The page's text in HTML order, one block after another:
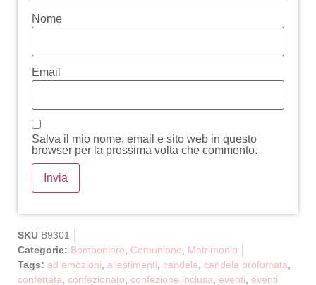
Nome
Email
Salva il mio nome, email e sito web in questo
browser per la prossima volta che commento.
SKU B9301
Categorie: Bomboniere, Comunione, Matrimonio
Tags: ad emozioni, allestimenti, candela, candela profumata,
confettata, confezionato, confezione inclusa, eventi, eventi